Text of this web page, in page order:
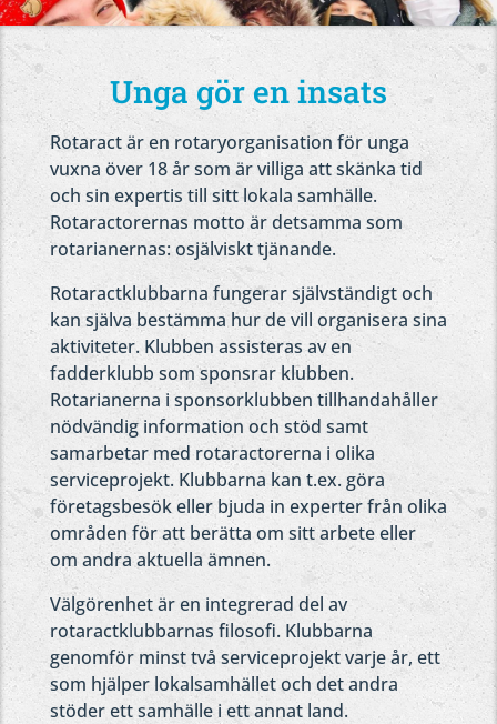
Unga gör en insats
Rotaract är en rotaryorganisation för unga
vuxna över 18 år som är villiga att skänka tid
och sin expertis till sitt lokala samhälle.
Rotaractorernas motto är detsamma som
rotarianernas: osjälviskt tjänande.
Rotaractklubbarna fungerar självständigt och
kan själva bestämma hur de vill organisera sina
aktiviteter. Klubben assisteras av en
fadderklubb som sponsrar klubben.
Rotarianerna i sponsorklubben tillhandahåller
nödvändig information och stöd samt
samarbetar med rotaractorerna i olika
serviceprojekt. Klubbarna kan t.ex. göra
företagsbesök eller bjuda in experter från olika
områden för att berätta om sitt arbete eller
om andra aktuella ämnen.
Välgörenhet är en integrerad del av
rotaractklubbarnas filosofi. Klubbarna
genomför minst två serviceprojekt varje år, ett
som hjälper lokalsamhället och det andra
stöder ett samhälle i ett annat land.